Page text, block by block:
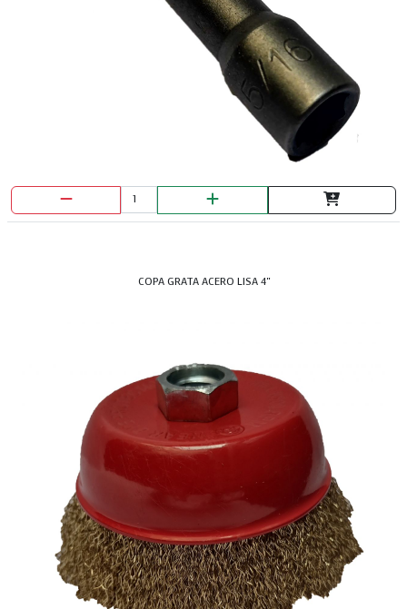
DISCO CORTE MET DEWALT FINO 4.1/2
COPA GRATA ACERO LISA 4"